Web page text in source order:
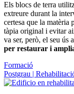
Els blocs de terra
extreure durant la
certesa que la matèria
tàpia original i evitar
va ser, però, el seu ús
per restaurar i
Formació
Postgrau |